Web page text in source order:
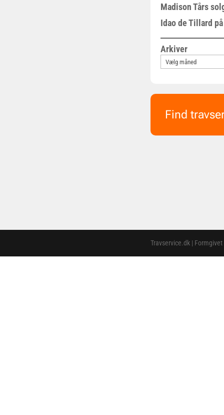
Madison Tårs
Idao de Tillard
Arkiver
Find
Travservice.dk |